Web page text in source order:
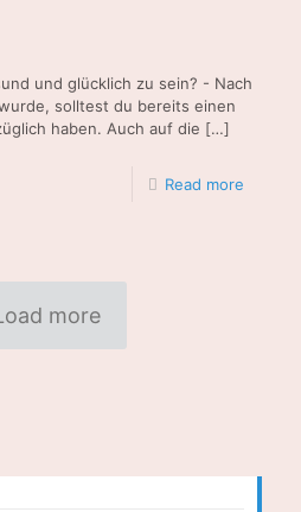
und glücklich zu sein? - Nach
solltest du bereits einen
haben. Auch auf die […]
Read more
more